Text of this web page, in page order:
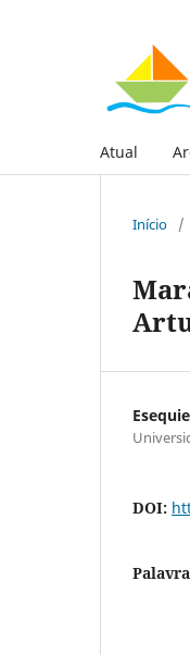
Atual
Início /
DOI: